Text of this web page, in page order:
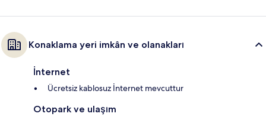
Konaklama yeri imkân ve olanakları
İnternet
Ücretsiz kablosuz İnternet mevcuttur
Otopark ve ulaşım